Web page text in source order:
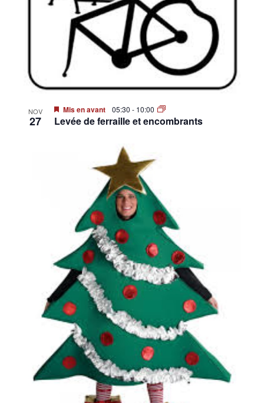
NOV
27
Mis en avant 05:30 - 10:00
Levée de ferraille et encombrants